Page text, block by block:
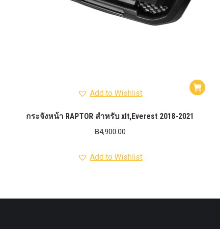
Add to Wishlist
กระจังหน้า RAPTOR สำหรับ xlt,Everest 2018-2021
฿4,900.00
Add to Wishlist